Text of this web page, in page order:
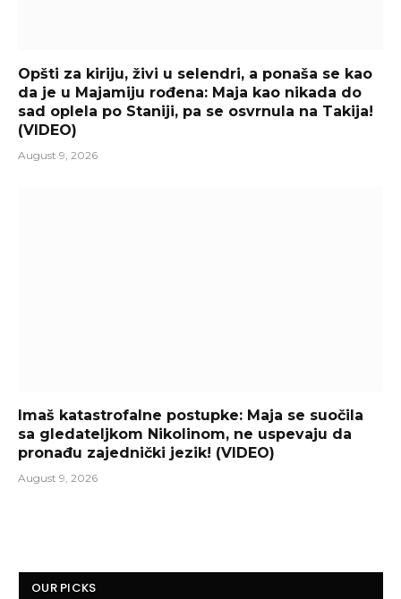
Opšti za kiriju, živi u selendri, a ponaša se kao
da je u Majamiju rođena: Maja kao nikada do
sad oplela po Staniji, pa se osvrnula na Takija!
(VIDEO)
August 9, 2026
Imaš katastrofalne postupke: Maja se suočila
sa gledateljkom Nikolinom, ne uspevaju da
pronađu zajednički jezik! (VIDEO)
August 9, 2026
OUR PICKS